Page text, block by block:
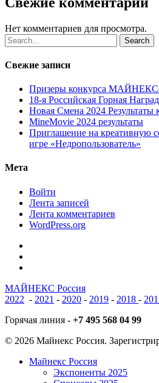
Нет комментариев для просмотра.
Search
Свежие записи
Призеры конкурса
18-я Российская Горная
Новая Смена 2024 Результаты
MineMovie 2024 результаты
Приглашение на креативную
игре «Недропользователь»
Мета
Войти
Лента записей
Лента комментариев
WordPress.org
МАЙНЕКС Россия
2022 - 2021 - 2020 - 2019 - 2018 -
Горячая линия - +7 495 568 04 99
© 2026 Майнекс Россия.
Close
Майнекс Россия
Экспоненты 2025